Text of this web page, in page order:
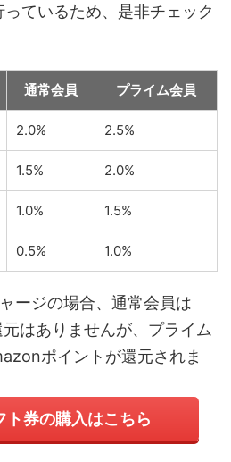
ているため、是非チェック
通常会員 プライム会員
2.0% 2.5%
1.5% 2.0%
1.0% 1.5%
0.5% 1.0%
ージの場合、通常会員は
はありませんが、プライム
ポイントが還元されま
券の購入はこちら